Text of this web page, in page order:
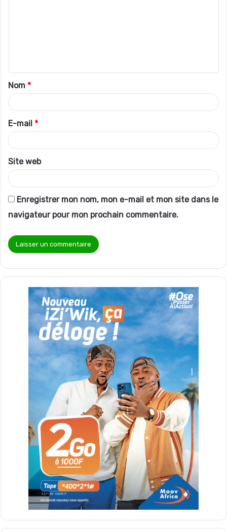
t
a
i
r
e
*
Nom *
E-mail *
Site web
Enregistrer mon nom, mon e-mail et mon site dans le
navigateur pour mon prochain commentaire.